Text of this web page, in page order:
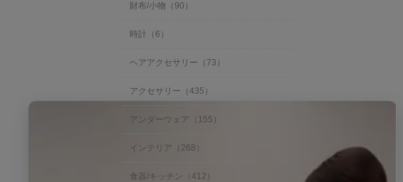
財布/小物（90）
時計（6）
ヘアアクセサリー（73）
アクセサリー（435）
アンダーウェア（155）
インテリア（268）
食器/キッチン（412）